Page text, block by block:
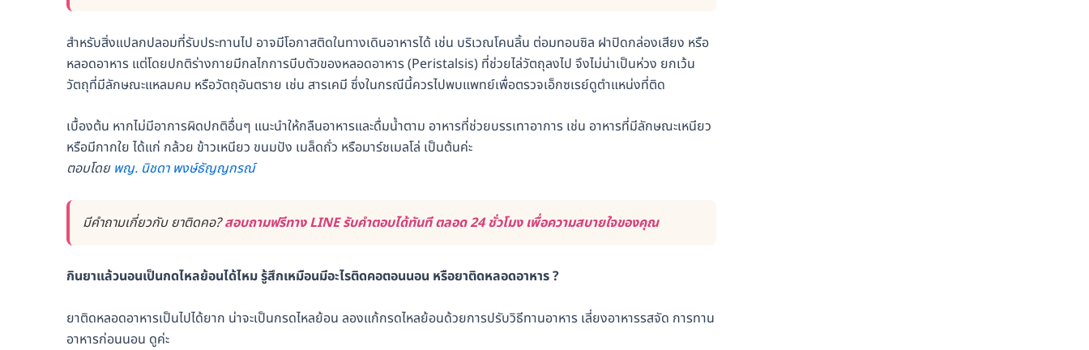
สำหรับสิ่งแปลกปลอมที่รับประทานไป อาจมีโอกาสติดในทางเดินอาหารได้ เช่น บริเวณโคนลิ้น ต่อมทอนซิล ฝาปิดกล่องเสียง หรือ
หลอดอาหาร แต่โดยปกติร่างกายมีกลไกการบีบตัวของหลอดอาหาร (Peristalsis) ที่ช่วยไล่วัตถุลงไป จึงไม่น่าเป็นห่วง ยกเว้น
วัตถุที่มีลักษณะแหลมคม หรือวัตถุอันตราย เช่น สารเคมี ซึ่งในกรณีนี้ควรไปพบแพทย์เพื่อตรวจเอ็กซเรย์ดูตำแหน่งที่ติด
เบื้องต้น หากไม่มีอาการผิดปกติอื่นๆ แนะนำให้กลืนอาหารและดื่มน้ำตาม อาหารที่ช่วยบรรเทาอาการ เช่น อาหารที่มีลักษณะเหนียว
หรือมีกากใย ได้แก่ กล้วย ข้าวเหนียว ขนมปัง เมล็ดถั่ว หรือมาร์ชเมลโล่ เป็นต้นค่ะ
ตอบโดย พญ. นิชดา พงษ์ธัญญกรณ์
มีคำถามเกี่ยวกับ ยาติดคอ?สอบถามฟรีทาง LINE รับคำตอบได้ทันที ตลอด 24 ชั่วโมง เพื่อความสบายใจของคุณ
กินยาแล้วนอนเป็นกดไหลย้อนได้ไหม รู้สึกเหมือนมีอะไรติดคอตอนนอน หรือยาติดหลอดอาหาร ?
ยาติดหลอดอาหารเป็นไปได้ยาก น่าจะเป็นกรดไหลย้อน ลองแก้กรดไหลย้อนด้วยการปรับวิธีทานอาหาร เลี่ยงอาหารรสจัด การทาน
อาหารก่อนนอน ดูค่ะ